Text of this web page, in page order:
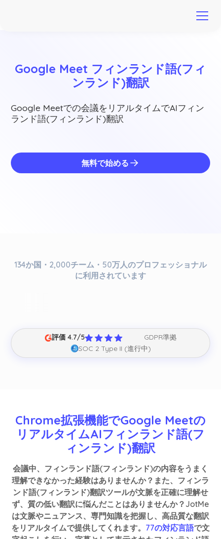
Google Meet フィンランド語(フィ
ンランド)翻訳
Google Meetでの会議をリアルタイムでAIフィン
ランド語(フィンランド)翻訳
無料で始める
134か国・2,000チーム・50万人のプロフェッショナル
に利用されています
評価 4.7/5
GDPR準拠
SOC 2 Type II (進行中)
Chrome拡張機能でGoogle Meetの
リアルタイムAIフィンランド語(フ
ィンランド)翻訳
会議中、フィンランド語(フィンランド)の内容をうまく
理解できなかった経験はありませんか？また、フィンラ
ンド語(フィンランド)翻訳ツールが文脈を正確に理解せ
ず、質の低い翻訳に悩んだことはありませんか？JotMe
は文脈やニュアンス、専門知識を把握し、高品質な翻訳
をリアルタイムで提供してくれます。 77の対応言語で文